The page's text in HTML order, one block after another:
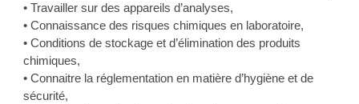
• Travailler sur des appareils d’analyses,
• Connaissance des risques chimiques en laboratoire,
• Conditions de stockage et d’élimination des produits
chimiques,
• Connaitre la réglementation en matière d’hygiène et de
sécurité,